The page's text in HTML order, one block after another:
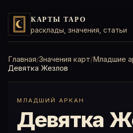
КАРТЫ ТАРО
расклады, значения, статьи
Главная Значения карт Младшие
Девятка Жезлов
МЛАДШИЙ АРКАН
Девятка